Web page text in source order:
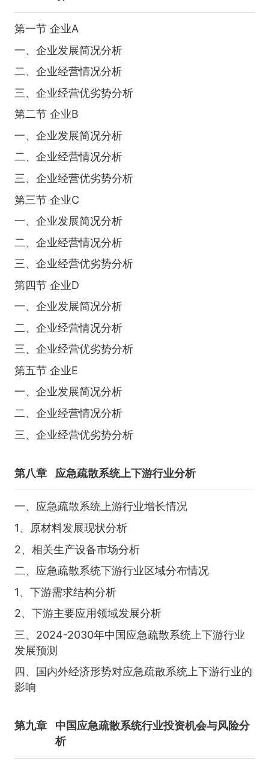
第一节 企业A
一、企业发展简况分析
二、企业经营情况分析
三、企业经营优劣势分析
第二节 企业B
一、企业发展简况分析
二、企业经营情况分析
三、企业经营优劣势分析
第三节 企业C
一、企业发展简况分析
二、企业经营情况分析
三、企业经营优劣势分析
第四节 企业D
一、企业发展简况分析
二、企业经营情况分析
三、企业经营优劣势分析
第五节 企业E
一、企业发展简况分析
二、企业经营情况分析
三、企业经营优劣势分析
第八章 应急疏散系统上下游行业分析
一、应急疏散系统上游行业增长情况
1、原材料发展现状分析
2、相关生产设备市场分析
二、应急疏散系统下游行业区域分布情况
1、下游需求结构分析
2、下游主要应用领域发展分析
三、2024-2030年中国应急疏散系统上下游行业
发展预测
四、国内外经济形势对应急疏散系统上下游行业的
影响
第九章
中国应急疏散系统行业投资机会与风险分
析